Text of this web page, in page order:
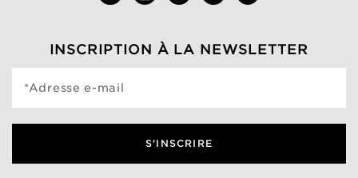
INSCRIPTION À LA NEWSLETTER
*Adresse e-mail
S'INSCRIRE